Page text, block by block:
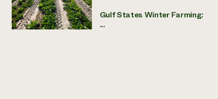
Gulf States Winter Farming:
...